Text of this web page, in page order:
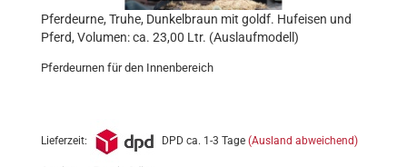
Pferdeurne, Truhe, Dunkelbraun mit goldf. Hufeisen und
Pferd, Volumen: ca. 23,00 Ltr. (Auslaufmodell)
Pferdeurnen für den Innenbereich
Lieferzeit: DPD ca. 1-3 Tage (Ausland abweichend)